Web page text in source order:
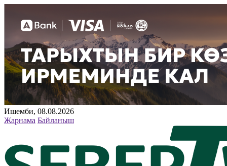
Ишемби, 08.08.2026
Жарнама Байланыш